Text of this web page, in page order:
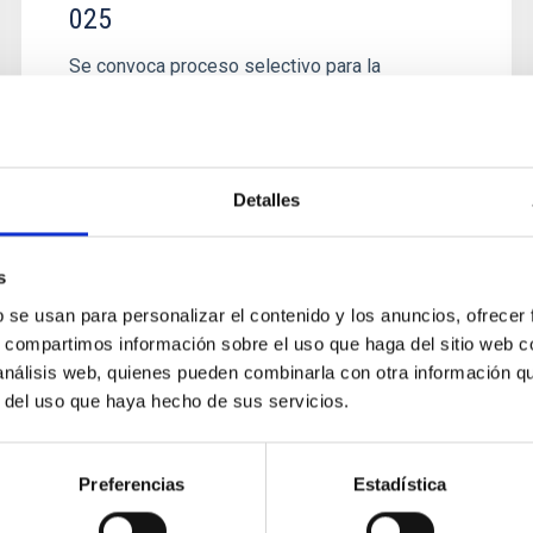
Detalles
usan para personalizar el contenido y los anuncios,
información sobre el uso que haga del sitio web
web, quienes pueden combinarla con otra información
uso que haya hecho de sus servicios.
Preferencias Estadística
025
Se convoca proceso selectivo para la
2_Técnicos/as Taller_LAOS PS-